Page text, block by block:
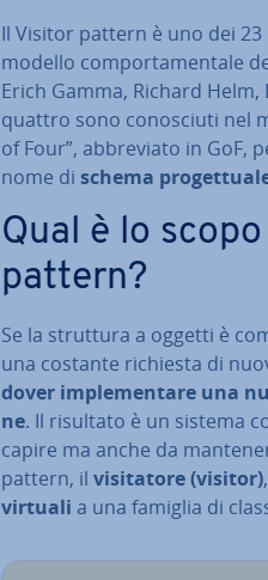
Il Visitor pattern è uno dei
modello com­por­ta­men­ta­le
Erich Gamma, Richard Helm,
quattro sono co­no­sciu­ti nel
of Four”, ab­bre­via­to in GoF,
nome di schema
Qual è lo
pattern?
Se la struttura a oggetti è
una costante richiesta di
dover im­ple­men­ta­re una
ne. Il risultato è un sistema
capire ma anche da
pattern, il vi­si­ta­to­re (visitor)
virtuali a una famiglia di